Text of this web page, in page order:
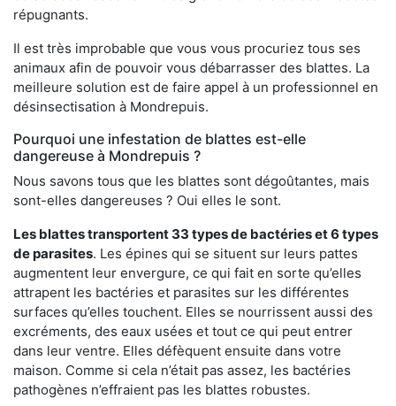
répugnants.
Il est très improbable que vous vous procuriez tous ses
animaux afin de pouvoir vous débarrasser des blattes. La
meilleure solution est de faire appel à un professionnel en
désinsectisation à Mondrepuis.
Pourquoi une infestation de blattes est-elle
dangereuse à Mondrepuis ?
Nous savons tous que les blattes sont dégoûtantes, mais
sont-elles dangereuses ? Oui elles le sont.
Les blattes transportent 33 types de bactéries et 6 types
de parasites. Les épines qui se situent sur leurs pattes
augmentent leur envergure, ce qui fait en sorte qu’elles
attrapent les bactéries et parasites sur les différentes
surfaces qu’elles touchent. Elles se nourrissent aussi des
excréments, des eaux usées et tout ce qui peut entrer
dans leur ventre. Elles défèquent ensuite dans votre
maison. Comme si cela n’était pas assez, les bactéries
pathogènes n’effraient pas les blattes robustes.